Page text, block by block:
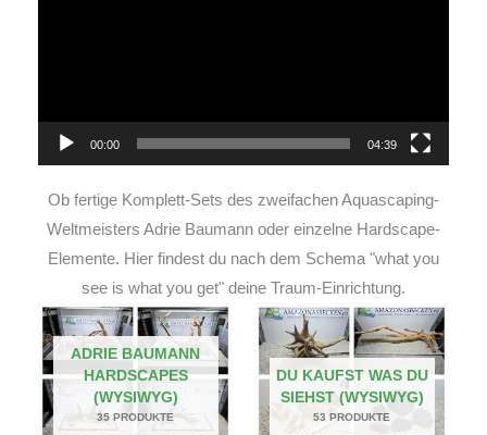
00:00 04:39
Ob fertige Komplett-Sets des zweifachen Aquascaping-
Weltmeisters Adrie Baumann oder einzelne Hardscape-
Elemente. Hier findest du nach dem Schema "what you
see is what you get" deine Traum-Einrichtung.
ADRIE BAUMANN
HARDSCAPES
(WYSIWYG)
35 PRODUKTE
DU KAUFST WAS DU
SIEHST (WYSIWYG)
53 PRODUKTE